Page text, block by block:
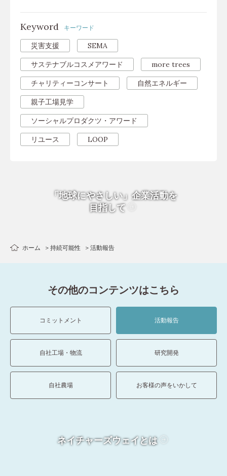
Keyword キーワード
災害支援 SEMA
サステナブルコスメアワード more trees
チャリティーコンサート 自然エネルギー
親子工場見学
ソーシャルプロダクツ・アワード
リユース LOOP
「地球にやさしい」企業活動を
目指して
ホーム 持続可能性 活動報告
その他のコンテンツはこちら
コミットメント 活動報告
自社工場・物流 研究開発
自社農場 お客様の声をいかして
ネイチャーズウェイとは